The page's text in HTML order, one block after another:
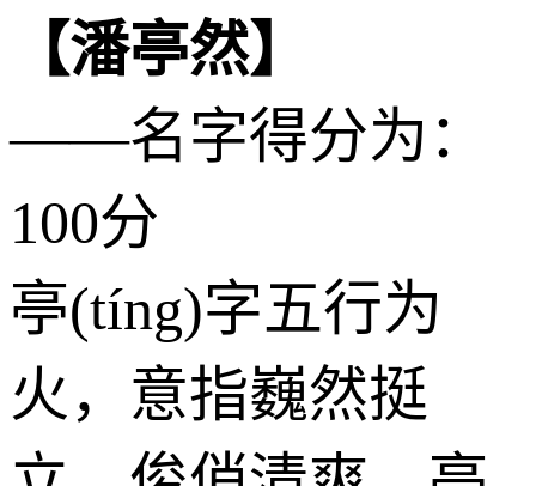
【潘亭然】
——名字得分为：
100分
亭(tíng)字五行为
火 ，意指巍然挺